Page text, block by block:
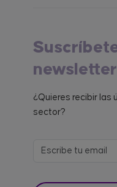
newsletter
¿Quieres recibir las
sector?